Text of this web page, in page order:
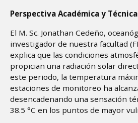
Perspectiva Académica y Técnica
El M. Sc. Jonathan Cedeño,
investigador de nuestra facultad
explica que las condiciones
propician una radiación solar
este periodo, la temperatura
estaciones de monitoreo ha
desencadenando una sensación
38.5 °C en los puntos de mayor